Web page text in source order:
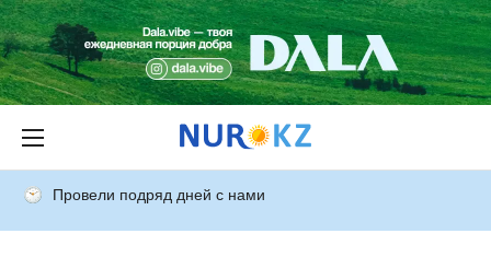
Провели подряд дней с нами